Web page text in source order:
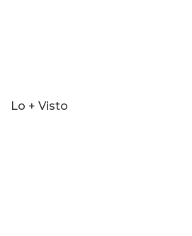
Lo + Visto